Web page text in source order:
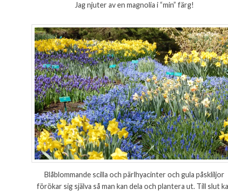
Jag njuter av en magnolia i “min” färg!
Blåblommande scilla och pärlhyacinter och gula påskliljor
förökar sig själva så man kan dela och plantera ut. Till slut